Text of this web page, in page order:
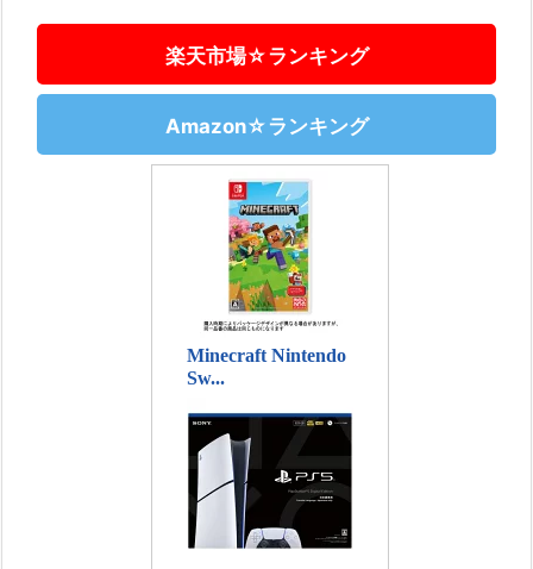
楽天市場☆ランキング
Amazon☆ランキング